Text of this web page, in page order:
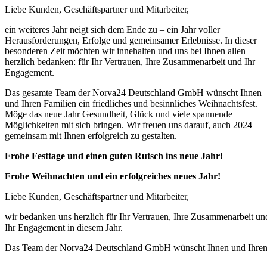
Liebe Kunden, Geschäftspartner und Mitarbeiter,
ein weiteres Jahr neigt sich dem Ende zu – ein Jahr voller
Herausforderungen, Erfolge und gemeinsamer Erlebnisse. In dieser
besonderen Zeit möchten wir innehalten und uns bei Ihnen allen
herzlich bedanken: für Ihr Vertrauen, Ihre Zusammenarbeit und Ihr
Engagement.
Das gesamte Team der Norva24 Deutschland GmbH wünscht Ihnen
und Ihren Familien ein friedliches und besinnliches Weihnachtsfest.
Möge das neue Jahr Gesundheit, Glück und viele spannende
Möglichkeiten mit sich bringen. Wir freuen uns darauf, auch 2024
gemeinsam mit Ihnen erfolgreich zu gestalten.
Frohe Festtage und einen guten Rutsch ins neue Jahr!
Frohe Weihnachten und ein erfolgreiches neues Jahr!
Liebe Kunden, Geschäftspartner und Mitarbeiter,
wir bedanken uns herzlich für Ihr Vertrauen, Ihre Zusammenarbeit
Ihr Engagement in diesem Jahr.
Das Team der Norva24 Deutschland GmbH wünscht Ihnen und Ihren